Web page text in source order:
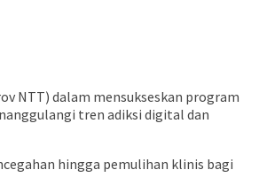
NTT) dalam mensukseskan program
tren adiksi digital dan
hingga pemulihan klinis bagi